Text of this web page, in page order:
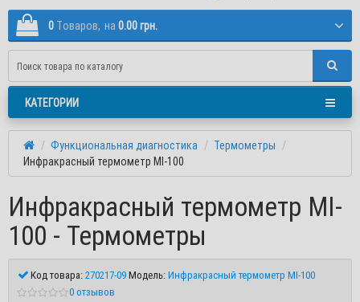
0 Tоваров, на 0.00 грн.
КАТЕГОРИИ
Функциональная диагностика
Термометры
Инфракрасный термометр MI-100
Инфракрасный термометр MI-
100 - Термометры
Код товара:270217-09Модель:Инфракрасный термометр MI-100
0 отзывов